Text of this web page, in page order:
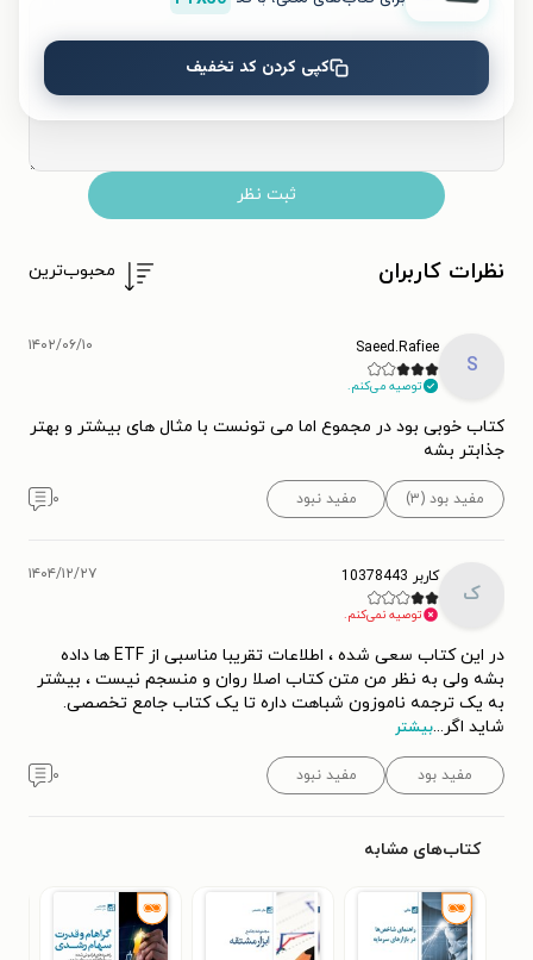
ثبت نظر
نظرات کاربران محبوب‌ترین
S
Saeed.Rafiee
توصیه می‌کنم.
۱۴۰۲/۰۶/۱۰
کتاب خوبی بود در مجموع اما می تونست با مثال های بیشتر و بهتر
جذابتر بشه
مفید بود (۳) مفید نبود ۰
ک
کاربر 10378443
توصیه نمی‌کنم.
۱۴۰۴/۱۲/۲۷
در این کتاب سعی شده ، اطلاعات تقریبا مناسبی از ETF ها داده
بشه ولی به نظر من متن کتاب اصلا روان و منسجم نیست ، بیشتر
به یک ترجمه ناموزون شباهت داره تا یک کتاب جامع تخصصی.
شاید اگر...بیشتر
مفید بود مفید نبود ۰
کتاب‌های مشابه
کپی کردن کد تخفیف